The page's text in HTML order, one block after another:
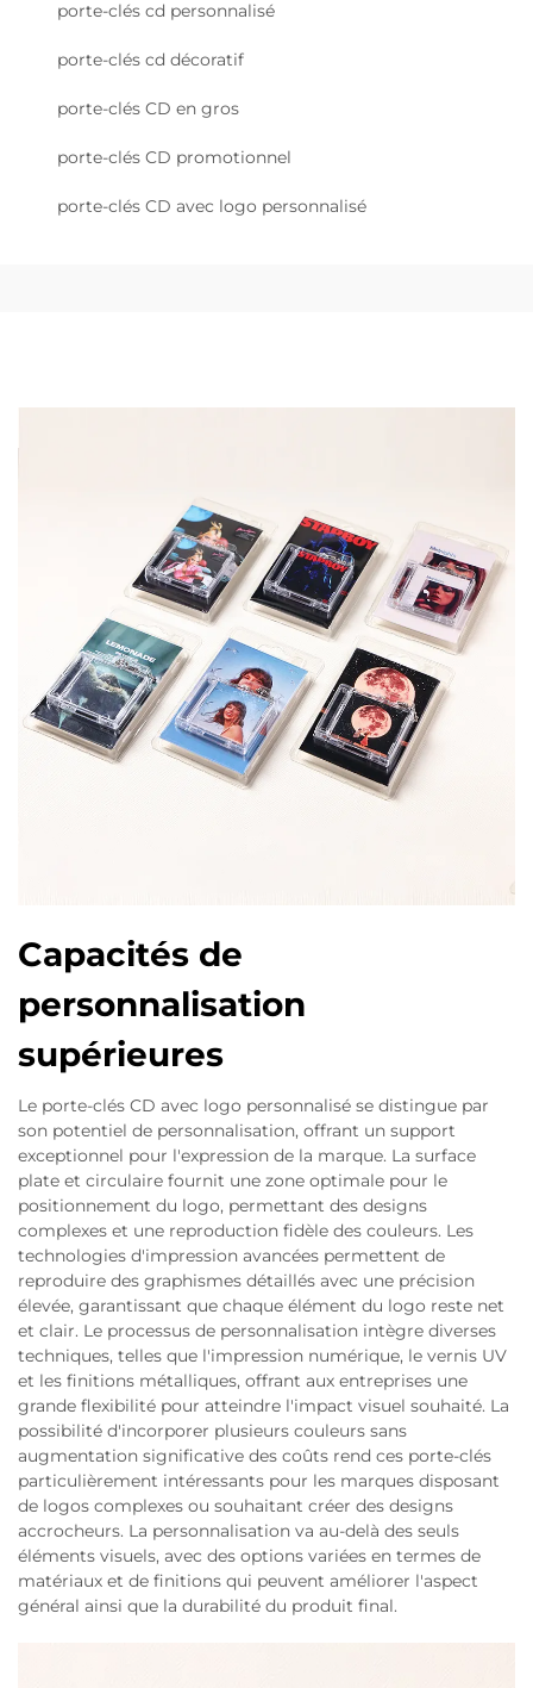
porte-clés cd personnalisé
porte-clés cd décoratif
porte-clés CD en gros
porte-clés CD promotionnel
porte-clés CD avec logo personnalisé
Capacités de
personnalisation
supérieures
Le porte-clés CD avec logo personnalisé se distingue par
son potentiel de personnalisation, offrant un support
exceptionnel pour l'expression de la marque. La surface
plate et circulaire fournit une zone optimale pour le
positionnement du logo, permettant des designs
complexes et une reproduction fidèle des couleurs. Les
technologies d'impression avancées permettent de
reproduire des graphismes détaillés avec une précision
élevée, garantissant que chaque élément du logo reste net
et clair. Le processus de personnalisation intègre diverses
techniques, telles que l'impression numérique, le vernis UV
et les finitions métalliques, offrant aux entreprises une
grande flexibilité pour atteindre l'impact visuel souhaité. La
possibilité d'incorporer plusieurs couleurs sans
augmentation significative des coûts rend ces porte-clés
particulièrement intéressants pour les marques disposant
de logos complexes ou souhaitant créer des designs
accrocheurs. La personnalisation va au-delà des seuls
éléments visuels, avec des options variées en termes de
matériaux et de finitions qui peuvent améliorer l'aspect
général ainsi que la durabilité du produit final.